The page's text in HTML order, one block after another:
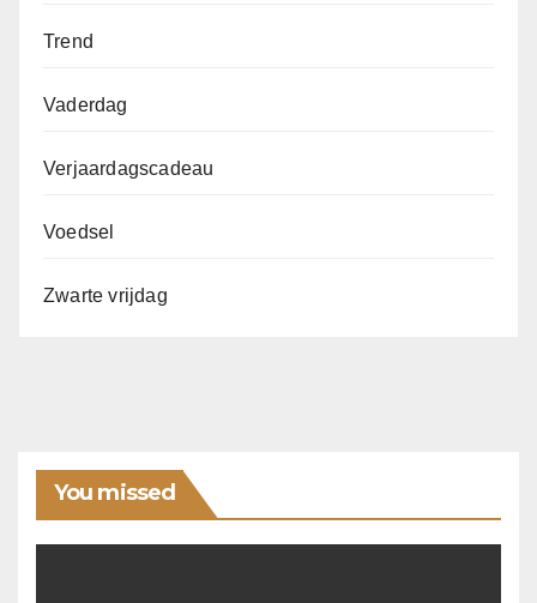
Trend
Vaderdag
Verjaardagscadeau
Voedsel
Zwarte vrijdag
You missed